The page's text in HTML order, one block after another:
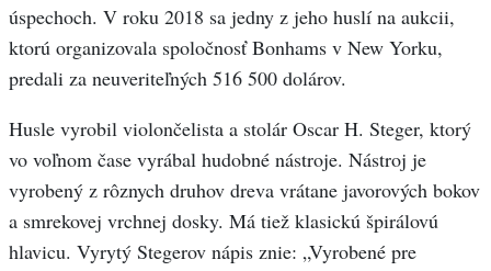
úspechoch. V roku 2018 sa jedny z jeho huslí na aukcii,
ktorú organizovala spoločnosť Bonhams v New Yorku,
predali za neuveriteľných 516 500 dolárov.
Husle vyrobil violončelista a stolár Oscar H. Steger, ktorý
vo voľnom čase vyrábal hudobné nástroje. Nástroj je
vyrobený z rôznych druhov dreva vrátane javorových bokov
a smrekovej vrchnej dosky. Má tiež klasickú špirálovú
hlavicu. Vyrytý Stegerov nápis znie: „Vyrobené pre